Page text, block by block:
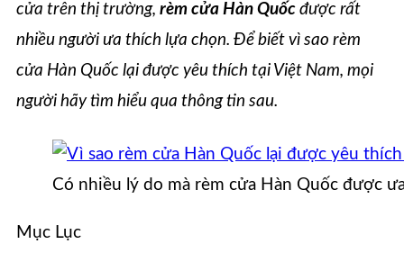
cửa trên thị trường, rèm cửa Hàn Quốc được rất
nhiều người ưa thích lựa chọn. Để biết vì sao rèm
cửa Hàn Quốc lại được yêu thích tại Việt Nam, mọi
người hãy tìm hiểu qua thông tin sau.
Có nhiều lý do mà rèm cửa Hàn Quốc được
Mục Lục